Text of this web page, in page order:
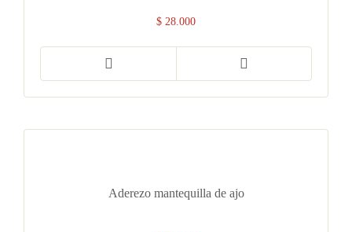
$ 28.000
Aderezo mantequilla de ajo